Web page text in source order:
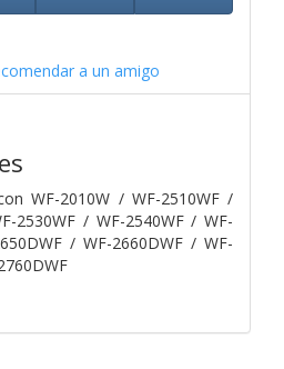
a un amigo
WF-2010W / WF-2510WF /
2530WF / WF-2540WF / WF-
/ WF-2660DWF / WF-